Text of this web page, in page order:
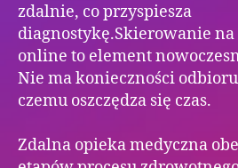
zdalnie, co przyspiesza
diagnostykę.Skierowanie
online to element
Nie ma konieczności
czemu oszczędza się czas.
Zdalna opieka medyczna